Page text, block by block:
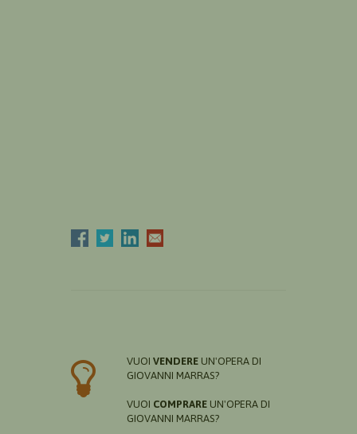
VUOI VENDERE UN'OPERA DI
GIOVANNI MARRAS?
VUOI COMPRARE UN'OPERA DI
GIOVANNI MARRAS?